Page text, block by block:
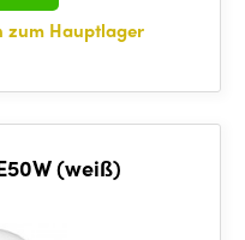
zum Hauptlager
(weiß)